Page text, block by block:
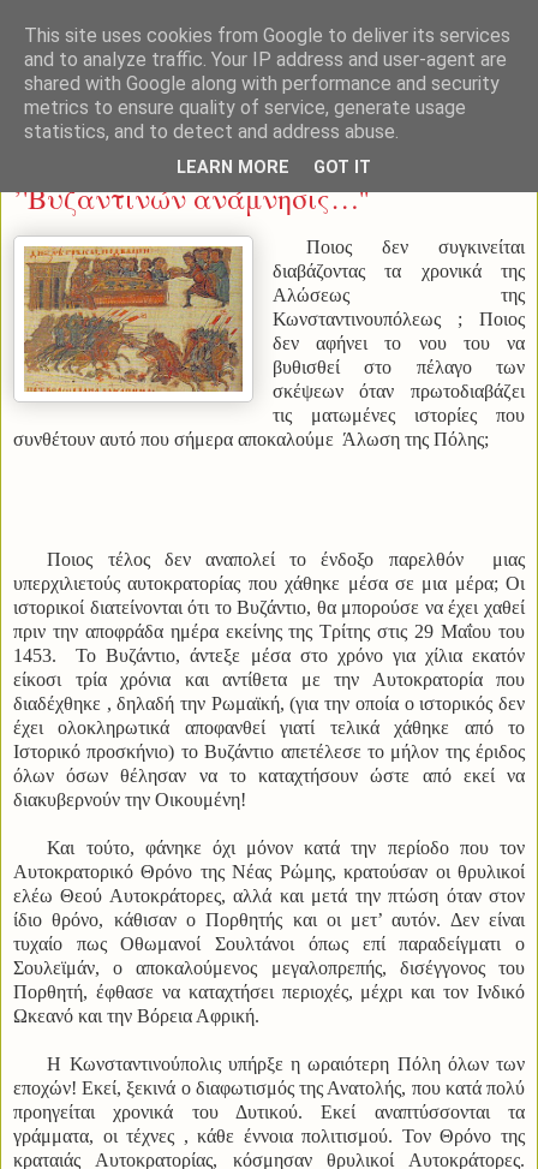
Παρασκευή 29 Μαΐου 2015
’'Βυζαντινών ανάμνησις…''
Ποιος δεν συγκινείται
διαβάζοντας τα χρονικά της
Αλώσεως της
Κωνσταντινουπόλεως ; Ποιος
δεν αφήνει το νου του να
βυθισθεί στο πέλαγο των
σκέψεων όταν πρωτοδιαβάζει
τις ματωμένες ιστορίες που
συνθέτουν αυτό που σήμερα αποκαλούμε Άλωση της Πόλης;
Ποιος τέλος δεν αναπολεί το ένδοξο παρελθόν μιας
υπερχιλιετούς αυτοκρατορίας που χάθηκε μέσα σε μια μέρα; Οι
ιστορικοί διατείνονται ότι το Βυζάντιο, θα μπορούσε να έχει χαθεί
πριν την αποφράδα ημέρα εκείνης της Τρίτης στις 29 Μαΐου του
1453. Το Βυζάντιο, άντεξε μέσα στο χρόνο για χίλια εκατόν
είκοσι τρία χρόνια και αντίθετα με την Αυτοκρατορία που
διαδέχθηκε , δηλαδή την Ρωμαϊκή, (για την οποία ο ιστορικός δεν
έχει ολοκληρωτικά αποφανθεί γιατί τελικά χάθηκε από το
Ιστορικό προσκήνιο) το Βυζάντιο απετέλεσε το μήλον της έριδος
όλων όσων θέλησαν να το καταχτήσουν ώστε από εκεί να
διακυβερνούν την Οικουμένη!
Και τούτο, φάνηκε όχι μόνον κατά την περίοδο που τον
Αυτοκρατορικό Θρόνο της Νέας Ρώμης, κρατούσαν οι θρυλικοί
ελέω Θεού Αυτοκράτορες, αλλά και μετά την πτώση όταν στον
ίδιο θρόνο, κάθισαν ο Πορθητής και οι μετ’ αυτόν. Δεν είναι
τυχαίο πως Οθωμανοί Σουλτάνοι όπως επί παραδείγματι ο
Σουλεϊμάν, ο αποκαλούμενος μεγαλοπρεπής, δισέγγονος του
Πορθητή, έφθασε να καταχτήσει περιοχές, μέχρι και τον Ινδικό
Ωκεανό και την Βόρεια Αφρική.
Η Κωνσταντινούπολις υπήρξε η ωραιότερη Πόλη όλων των
εποχών! Εκεί, ξεκινά ο διαφωτισμός της Ανατολής, που κατά πολύ
προηγείται χρονικά του Δυτικού. Εκεί αναπτύσσονται τα
γράμματα, οι τέχνες , κάθε έννοια πολιτισμού. Τον Θρόνο της
κραταιάς Αυτοκρατορίας, κόσμησαν θρυλικοί Αυτοκράτορες.
This site uses cookies from Google to deliver its services
and to analyze traffic. Your IP address and user-agent are
shared with Google along with performance and security
metrics to ensure quality of service, generate usage
statistics, and to detect and address abuse.
LEARN MORE GOT IT